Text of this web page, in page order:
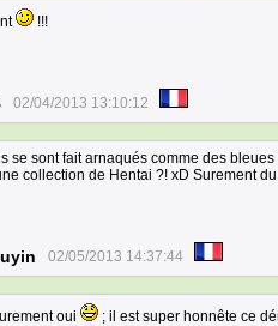
!!!
02/04/2013 13:10:12
se sont fait arnaqués comme des bleues
collection de Hentai ?! xD Surement
02/05/2013 14:37:44
oui ; il est super honnête ce